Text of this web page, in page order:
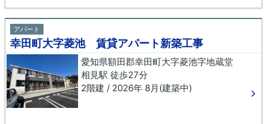
アパート
幸田町大字菱池 賃貸アパート新築工事
愛知県額田郡幸田町大字菱池字地蔵堂
相見駅 徒歩27分
2階建 / 2026年 8月(建築中)